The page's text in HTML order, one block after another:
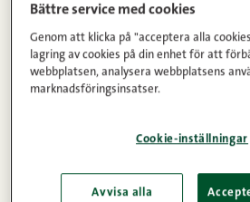
Instruktioner
Det behöver inte vara en viss
Bättre service med cookies
Genom att klicka på "acceptera alla
lagring av cookies på din enhet för att
webbplatsen, analysera webbplatsens
marknadsföringsinsatser.
Cookie-inställningar
Avvisa alla